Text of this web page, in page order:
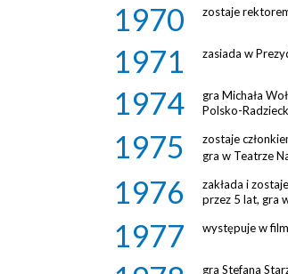
1970 zostaje
1971 zasiada w
1974
gra Michała
Polsko-
1975
zostaje
gra w Teatrze
1976
zakłada i
przez 5 lat, gra
1977 występuje w
gra Stefana